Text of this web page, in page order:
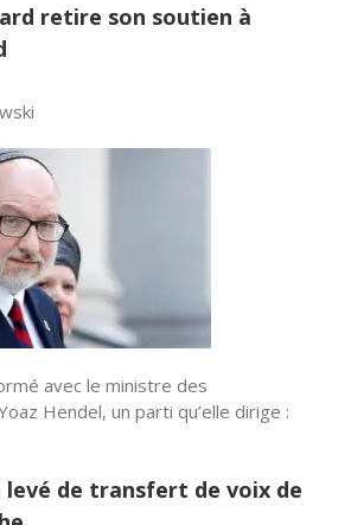
retire son soutien à
avec le ministre des
Hendel, un parti qu’elle dirige :
levé de transfert de voix de